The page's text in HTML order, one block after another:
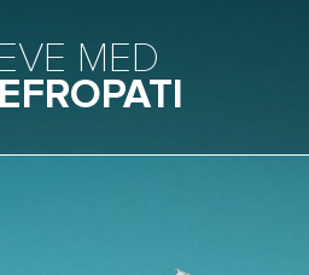
MED